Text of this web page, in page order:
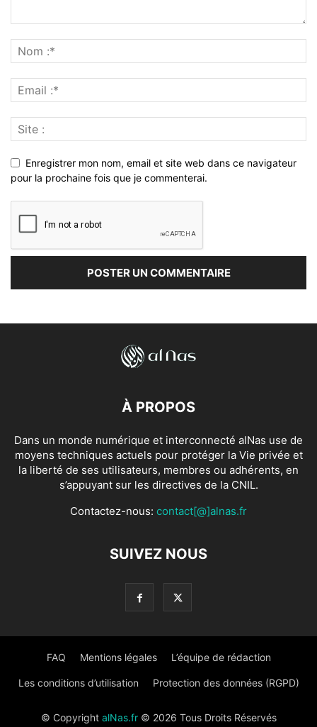
Enregistrer mon nom, email et site web dans ce navigateur
pour la prochaine fois que je commenterai.
À PROPOS
Dans un monde numérique et interconnecté alNas use de
moyens techniques actuels pour protéger la Vie privée et
la liberté de ses utilisateurs, membres ou adhérents, en
s’appuyant sur les directives de la CNIL.
Contactez-nous: contact[@]alnas.fr
SUIVEZ NOUS
FAQ Mentions légales L’équipe de rédaction
Les conditions d’utilisation Protection des données (RGPD)
© Copyright alNas.fr© 2026 Tous Droits Réservés